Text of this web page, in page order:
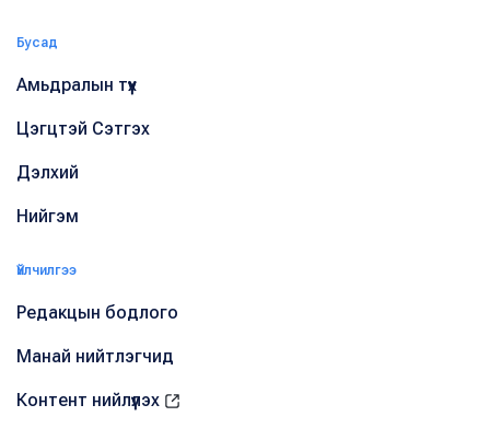
Бусад
Амьдралын түүх
Цэгцтэй Сэтгэх
Дэлхий
Нийгэм
Үйлчилгээ
Редакцын бодлого
Манай нийтлэгчид
Контент нийлүүлэх